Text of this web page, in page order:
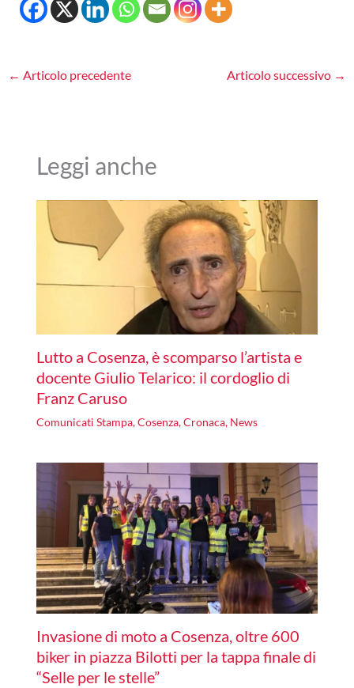
← Articolo precedente Articolo successivo →
Leggi anche
Lutto a Cosenza, è scomparso l’artista e
docente Giulio Telarico: il cordoglio di
Franz Caruso
Comunicati Stampa,Cosenza,Cronaca, News
Invasione di moto a Cosenza, oltre 600
biker in piazza Bilotti per la tappa finale di
“Selle per le stelle”